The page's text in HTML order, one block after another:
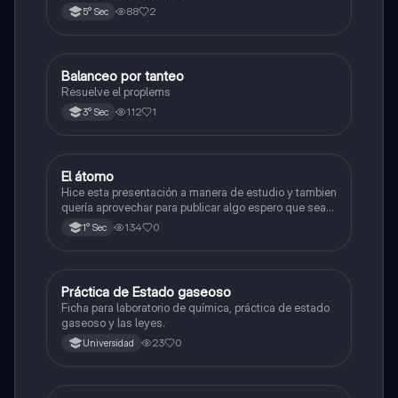
5° Sec 88 2
Química
Balanceo por tanteo
Resuelve el proplems
3° Sec 112 1
Ciencia y Tecnología
El átomo
Hice esta presentación a manera de estudio y tambien
quería aprovechar para publicar algo espero que sea
de su agrado , habla del átomo y lo básico sobre el,
solo eso bye
1° Sec 134 0
Química
Práctica de Estado gaseoso
Ficha para laboratorio de química, práctica de estado
gaseoso y las leyes.
Universidad 23 0